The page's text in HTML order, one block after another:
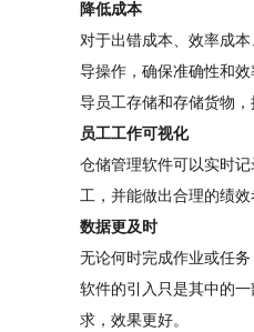
降低成本
对于出错成本、效率成
导操作，确保准确性和
导员工存储和存储货物，
员工工作可视化
仓储管理软件可以实时
工，并能做出合理的绩效
数据更及时
无论何时完成作业或任
软件的引入只是其中的
求，效果更好。